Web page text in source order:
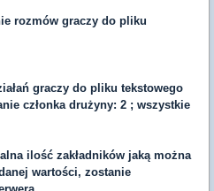
rozmów graczy do pliku
graczy do pliku tekstowego
członka drużyny: 2 ; wszystkie
ilość zakładników jaką można
wartości, zostanie